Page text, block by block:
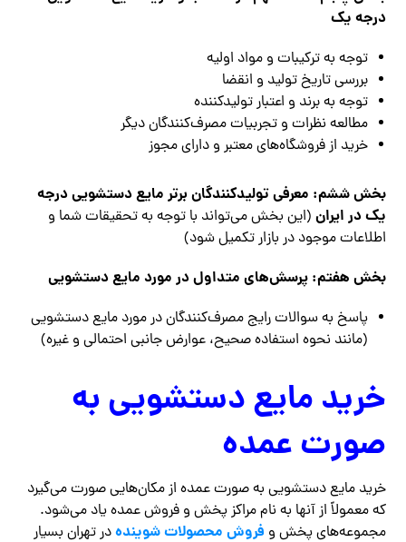
درجه یک
توجه به ترکیبات و مواد اولیه
بررسی تاریخ تولید و انقضا
توجه به برند و اعتبار تولیدکننده
مطالعه نظرات و تجربیات مصرف‌کنندگان دیگر
خرید از فروشگاه‌های معتبر و دارای مجوز
بخش ششم: معرفی تولیدکنندگان برتر مایع دستشویی درجه
یک در ایران (این بخش می‌تواند با توجه به تحقیقات شما و
اطلاعات موجود در بازار تکمیل شود)
بخش هفتم: پرسش‌های متداول در مورد مایع دستشویی
پاسخ به سوالات رایج مصرف‌کنندگان در مورد مایع دستشویی
(مانند نحوه استفاده صحیح، عوارض جانبی احتمالی و غیره)
خرید مایع دستشویی به
صورت عمده
خرید مایع دستشویی به صورت عمده از مکان‌هایی صورت می‌گیرد
که معمولاً از آنها به نام مراکز پخش و فروش عمده یاد می‌شود.
مجموعه‌های پخش و فروش محصولات شویندهدر تهران بسیار